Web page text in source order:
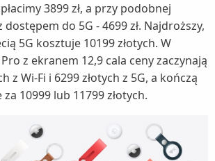
3899 zł, a przy podobnej
do 5G - 4699 zł. Najdroższy,
5G kosztuje 10199 złotych. W
z ekranem 12,9 cala ceny zaczynają
z Wi-Fi i 6299 złotych z 5G, a kończą
10999 lub 11799 złotych.